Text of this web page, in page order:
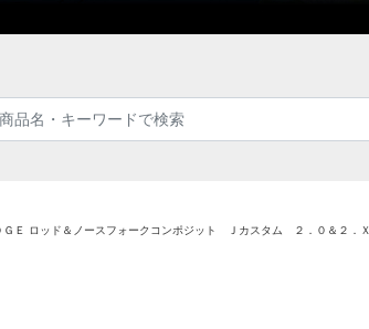
ロッド＆ノースフォークコンポジット Ｊカスタム ２．０＆２．